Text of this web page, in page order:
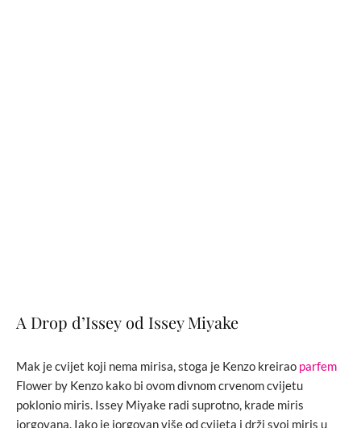
A Drop d’Issey od Issey Miyake
Mak je cvijet koji nema mirisa, stoga je Kenzo kreirao parfem
Flower by Kenzo kako bi ovom divnom crvenom cvijetu
poklonio miris. Issey Miyake radi suprotno, krade miris
jorgovana. Iako je jorgovan više od cvijeta i drži svoj miris u